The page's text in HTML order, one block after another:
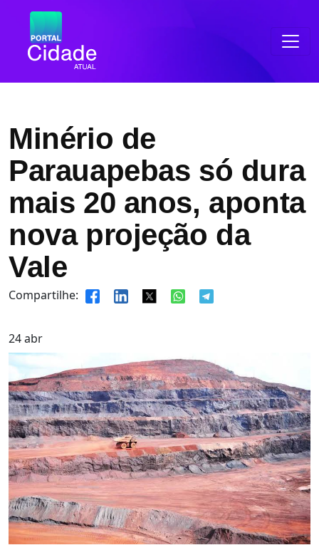
Minério de
Parauapebas só dura
mais 20 anos, aponta
nova projeção da
Vale
Compartilhe:
24abr